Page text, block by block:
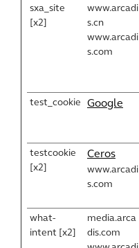
sxa_site
[x2]
www.arcadi
s.cn
www.arcadi
s.com
test_cookie Google
testcookie
[x2]
Ceros
www.arcadi
s.com
what-
intent [x2]
media.arca
dis.com